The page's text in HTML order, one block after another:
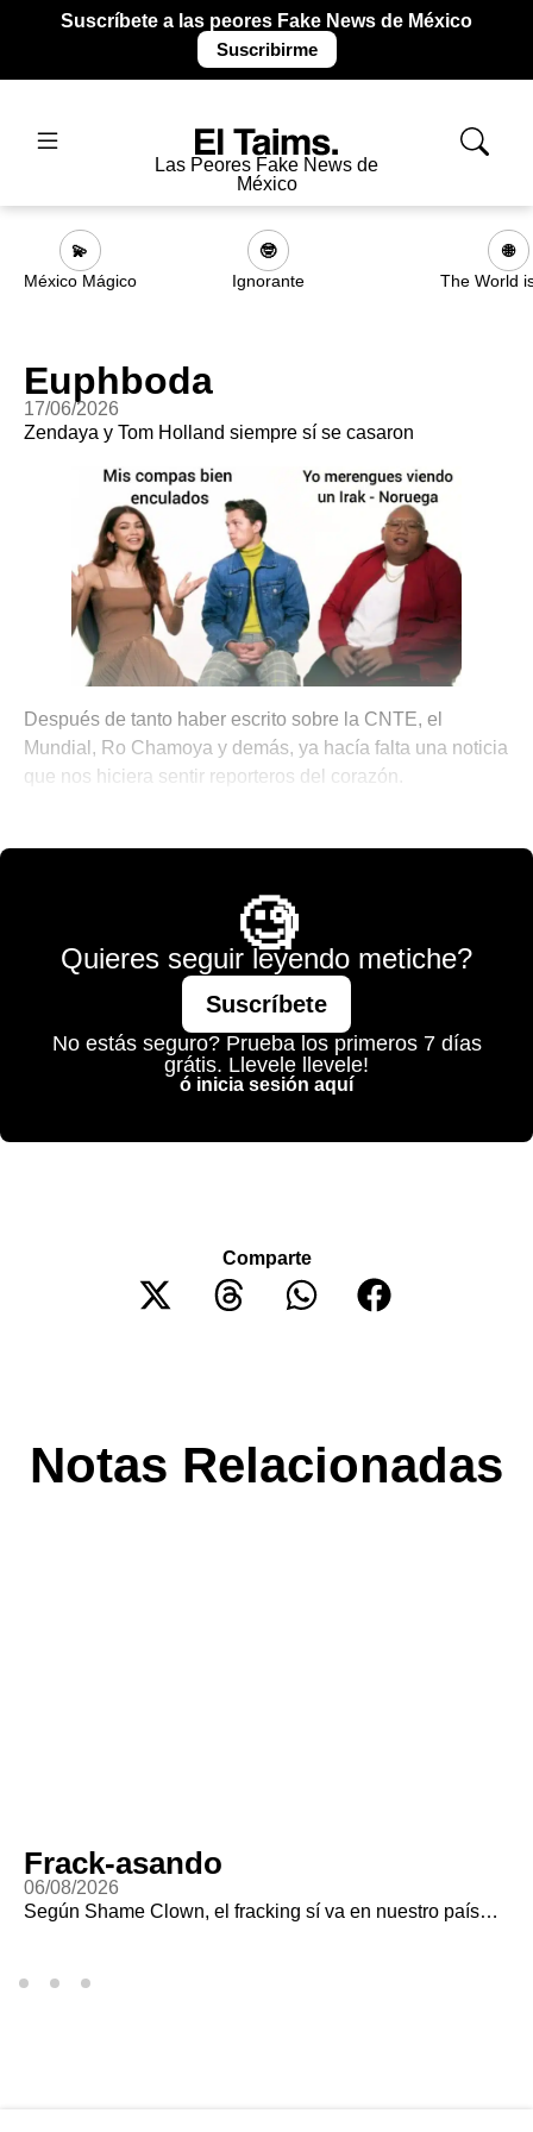
Suscríbete a las peores Fake News de México
Suscribirme
Las Peores Fake News de
México
💫
México Mágico
🤓
Ignorante
🌐
The World
Euphboda
17/06/2026
Zendaya y Tom Holland siempre sí se casaron
Después de tanto haber escrito sobre la CNTE, el
Mundial, Ro Chamoya y demás, ya hacía falta una noticia
que nos hiciera sentir reporteros del corazón.
🧐
Quieres seguir leyendo metiche?
Suscríbete
No estás seguro? Prueba los primeros 7 días
grátis. Llevele llevele!
ó inicia sesión aquí
Comparte
Notas Relacionadas
Frack-asando
06/08/2026
Según Shame Clown, el fracking sí va en nuestro país…